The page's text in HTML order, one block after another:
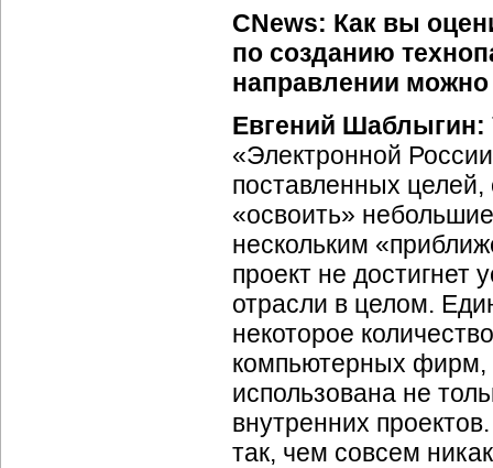
CNews: Как вы
по созданию
направлении можно
Евгений Шаблыгин:
«Электронной
поставленных
«освоить»
нескольким
проект не достигнет
отрасли в целом.
некоторое
компьютерных
использована не
внутренних
так, чем совсем